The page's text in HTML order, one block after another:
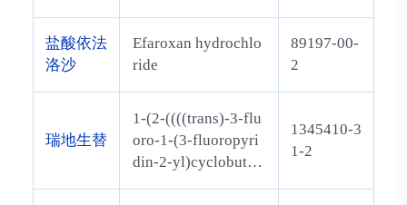
盐酸依法
洛沙
Efaroxan hydrochlo
ride
89197-00-
2
瑞地生替
1-(2-((((trans)-3-flu
oro-1-(3-fluoropyri
din-2-yl)cyclobutyl)
1345410-3
1-2